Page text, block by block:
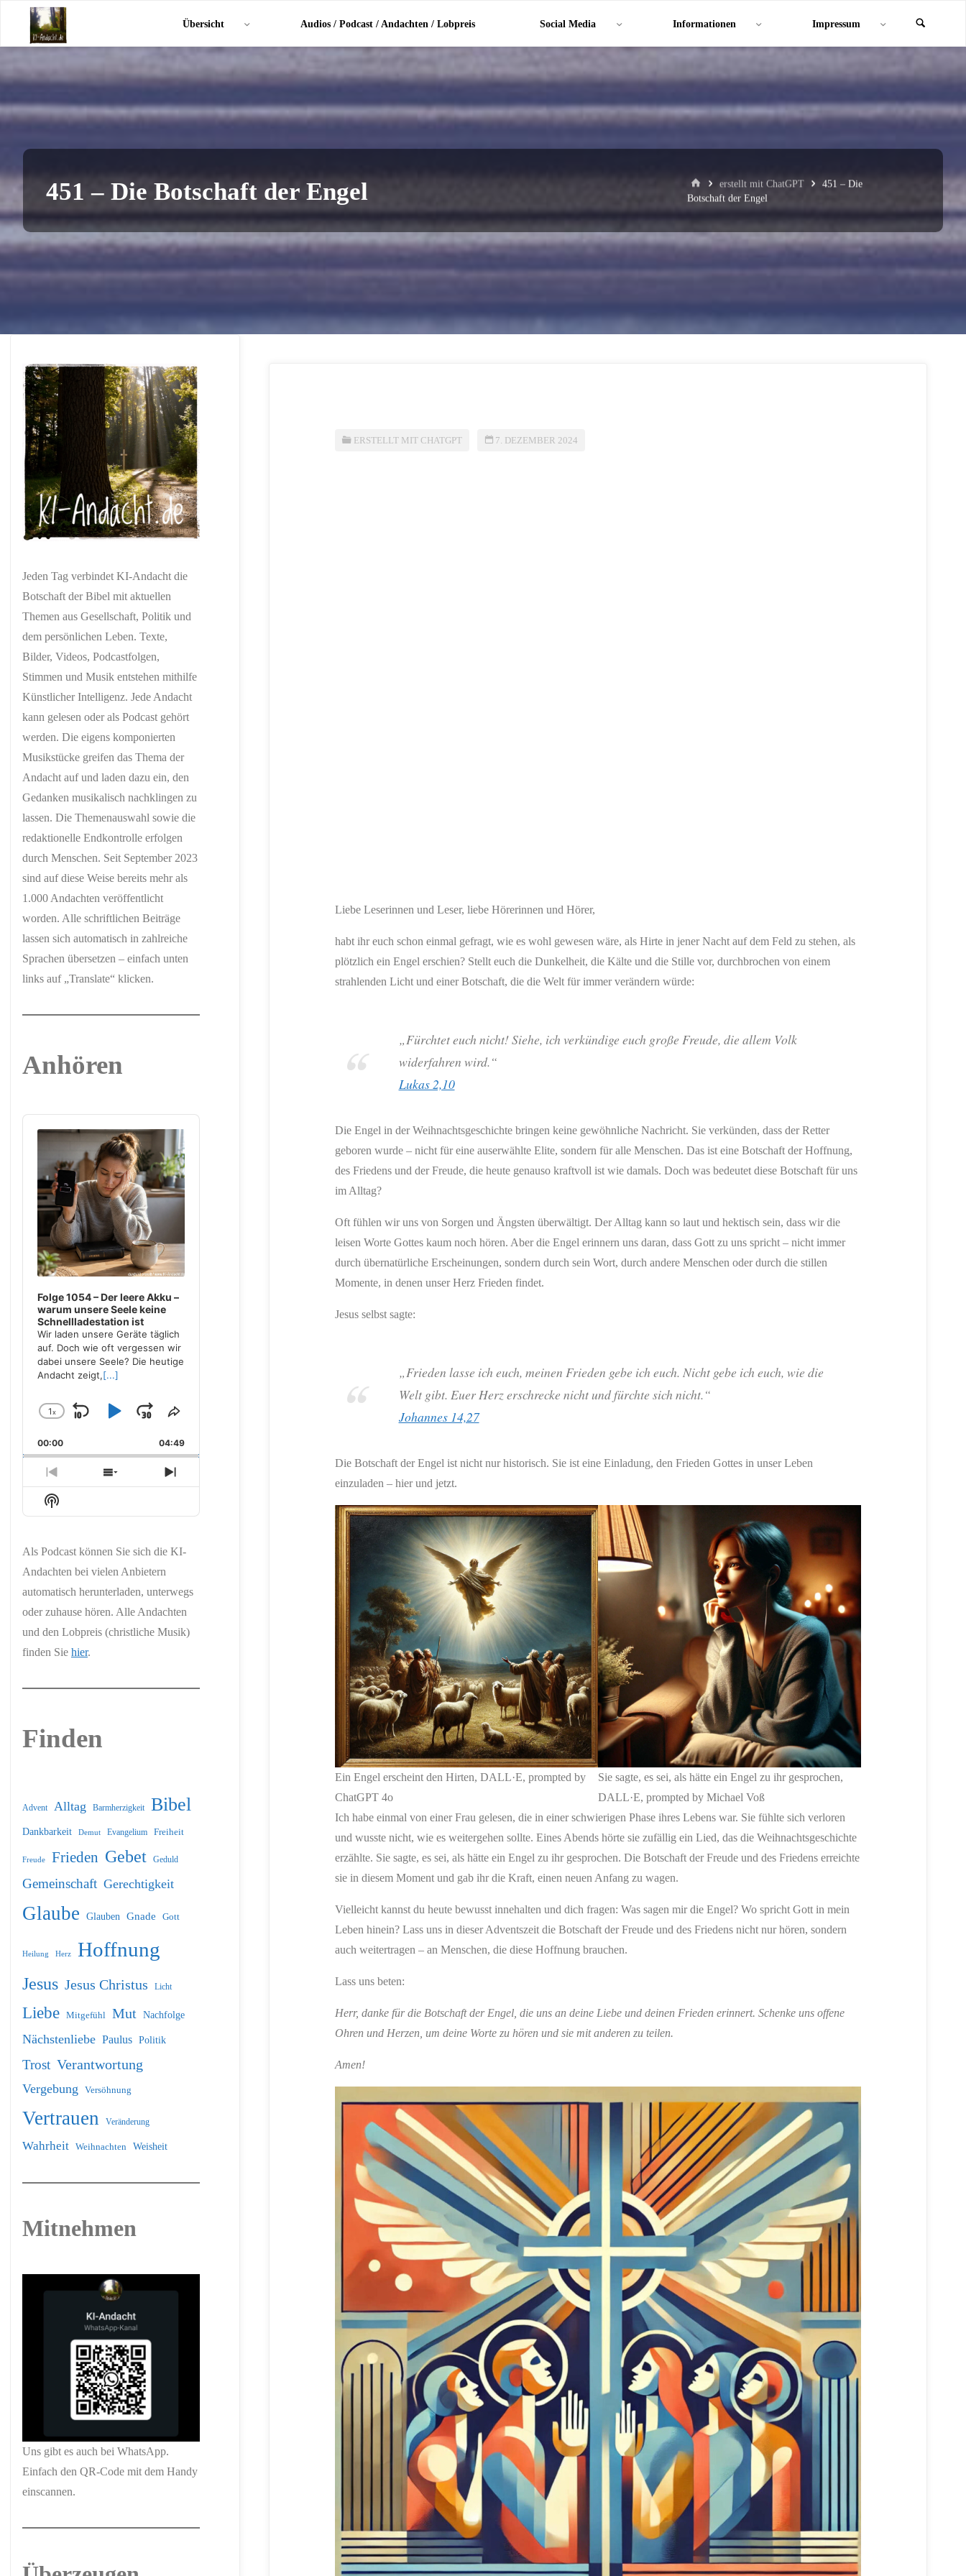
springen
Übersicht Audios / Podcast / Andachten / Lobpreis Social Media Informationen Impressum
451 – Die Botschaft der Engel Starterstellt mit ChatGPT
451 – Die
Botschaft der Engel
ERSTELLT MIT CHATGPT 7. DEZEMBER 2024
Liebe Leserinnen und Leser, liebe Hörerinnen und Hörer,
habt ihr euch schon einmal gefragt, wie es wohl gewesen wäre, als Hirte in jener Nacht auf dem Feld zu stehen, als
plötzlich ein Engel erschien? Stellt euch die Dunkelheit, die Kälte und die Stille vor, durchbrochen von einem
strahlenden Licht und einer Botschaft, die die Welt für immer verändern würde:
„Fürchtet euch nicht! Siehe, ich verkündige euch große Freude, die allem Volk
widerfahren wird.“
Lukas 2,10
Die Engel in der Weihnachtsgeschichte bringen keine gewöhnliche Nachricht. Sie verkünden, dass der Retter
geboren wurde – nicht für eine auserwählte Elite, sondern für alle Menschen. Das ist eine Botschaft der Hoffnung,
des Friedens und der Freude, die heute genauso kraftvoll ist wie damals. Doch was bedeutet diese Botschaft für uns
im Alltag?
Oft fühlen wir uns von Sorgen und Ängsten überwältigt. Der Alltag kann so laut und hektisch sein, dass wir die
leisen Worte Gottes kaum noch hören. Aber die Engel erinnern uns daran, dass Gott zu uns spricht – nicht immer
durch übernatürliche Erscheinungen, sondern durch sein Wort, durch andere Menschen oder durch die stillen
Momente, in denen unser Herz Frieden findet.
Jesus selbst sagte:
„Frieden lasse ich euch, meinen Frieden gebe ich euch. Nicht gebe ich euch, wie die
Welt gibt. Euer Herz erschrecke nicht und fürchte sich nicht.“
Johannes 14,27
Die Botschaft der Engel ist nicht nur historisch. Sie ist eine Einladung, den Frieden Gottes in unser Leben
einzuladen – hier und jetzt.
Ein Engel erscheint den Hirten, DALL·E, prompted by
ChatGPT 4o
Sie sagte, es sei, als hätte ein Engel zu ihr gesprochen,
DALL·E, prompted by Michael Voß
Ich habe einmal von einer Frau gelesen, die in einer schwierigen Phase ihres Lebens war. Sie fühlte sich verloren
und wusste nicht, wie es weitergehen sollte. Eines Abends hörte sie zufällig ein Lied, das die Weihnachtsgeschichte
erzählte. Sie sagte, es sei, als hätte ein Engel zu ihr gesprochen. Die Botschaft der Freude und des Friedens erreichte
sie in diesem Moment und gab ihr die Kraft, einen neuen Anfang zu wagen.
Vielleicht kannst du heute bewusst innehalten und dich fragen: Was sagen mir die Engel? Wo spricht Gott in mein
Leben hinein? Lass uns in dieser Adventszeit die Botschaft der Freude und des Friedens nicht nur hören, sondern
auch weitertragen – an Menschen, die diese Hoffnung brauchen.
Lass uns beten:
Herr, danke für die Botschaft der Engel, die uns an deine Liebe und deinen Frieden erinnert. Schenke uns offene
Ohren und Herzen, um deine Worte zu hören und sie mit anderen zu teilen.
Amen!
Jeden Tag verbindet KI-Andacht die
Botschaft der Bibel mit aktuellen
Themen aus Gesellschaft, Politik und
dem persönlichen Leben. Texte,
Bilder, Videos, Podcastfolgen,
Stimmen und Musik entstehen mithilfe
Künstlicher Intelligenz. Jede Andacht
kann gelesen oder als Podcast gehört
werden. Die eigens komponierten
Musikstücke greifen das Thema der
Andacht auf und laden dazu ein, den
Gedanken musikalisch nachklingen zu
lassen. Die Themenauswahl sowie die
redaktionelle Endkontrolle erfolgen
durch Menschen. Seit September 2023
sind auf diese Weise bereits mehr als
1.000 Andachten veröffentlicht
worden. Alle schriftlichen Beiträge
lassen sich automatisch in zahlreiche
Sprachen übersetzen – einfach unten
links auf „Translate“ klicken.
Anhören
Audio
Player
Folge 1054 – Der leere Akku –
warum unsere Seele keine
Schnellladestation ist
Wir laden unsere Geräte täglich
auf. Doch wie oft vergessen wir
dabei unsere Seele? Die heutige
Andacht zeigt,[...]
Change
Rate
1x
Skip
Backward
Play
Pause
Jump
Forward
Share
Episode
00:00 04:49
Previous
Episode
Show
Episodes
Next
Episode
Show
Podcast
Als Podcast können Sie sich die KI-
Andachten bei vielen Anbietern
automatisch herunterladen, unterwegs
oder zuhause hören. Alle Andachten
und den Lobpreis (christliche Musik)
finden Sie hier.
Finden
Advent Alltag Barmherzigkeit Bibel
Dankbarkeit Demut Evangelium Freiheit
Freude Frieden Gebet Geduld
Gemeinschaft Gerechtigkeit
Glaube Glauben Gnade Gott
Heilung Herz Hoffnung
Jesus Jesus Christus Licht
Liebe Mitgefühl Mut Nachfolge
Nächstenliebe Paulus Politik
Trost Verantwortung
Vergebung Versöhnung
Vertrauen Veränderung
Wahrheit Weihnachten Weisheit
Mitnehmen
Uns gibt es auch bei WhatsApp.
Einfach den QR-Code mit dem Handy
einscannen.